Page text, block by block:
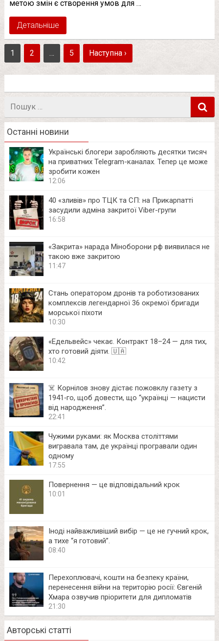
метою змін є створення умов для …
Детальніше
1 2 … 5 Наступна ›
Пошук
Останні новини
Українські блогери заробляють десятки тисяч
на приватних Telegram-каналах. Тепер це може
зробити кожен
12:06
40 «зливів» про ТЦК та СП: на Прикарпатті
засудили адміна закритої Viber-групи
16:58
«Закрита» нарада Міноборони рф виявилася не
такою вже закритою
11:47
Стань оператором дронів та роботизованих
комплексів легендарної 36 окремої бригади
морської піхоти
10:30
«Едельвейс» чекає. Контракт 18–24 — для тих,
хто готовий діяти. 🇺🇦
10:42
☠️ Корнілов знову дістає пожовклу газету з
1941‑го, щоб довести, що “українці — нацисти
від народження”.
22:41
Чужими руками: як Москва століттями
вигравала там, де українці програвали один
одному
17:55
Повернення — це відповідальний крок
10:01
Іноді найважливіший вибір — це не гучний крок,
а тихе “я готовий”.
08:40
Перехоплювачі, кошти на безпеку країни,
перенесення війни на територію росії: Євгеній
Хмара озвучив пріоритети для дипломатів
21:30
Авторські статті